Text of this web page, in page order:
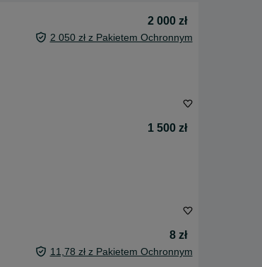
2 000 zł
2 050 zł z Pakietem Ochronnym
1 500 zł
8 zł
11,78 zł z Pakietem Ochronnym